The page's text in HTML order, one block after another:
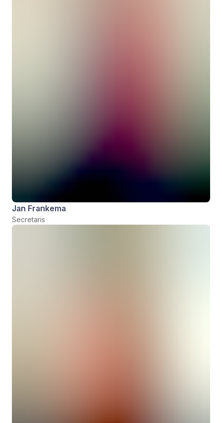
Jan Frankema
Secretaris